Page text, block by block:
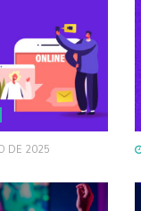
DE 2025